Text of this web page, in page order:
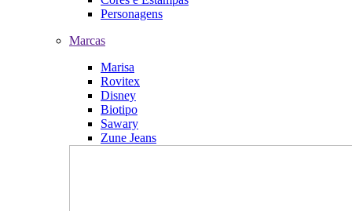
Personagens
Marcas
Marisa
Rovitex
Disney
Biotipo
Sawary
Zune Jeans